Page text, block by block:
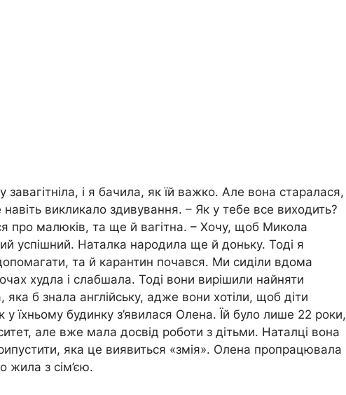
завагітніла, і я бачила, як їй важко. Але вона старалася,
викликало здивування. – Як у тебе все виходить?
про малюків, та ще й вагітна. – Хочу, щоб Микола
успішний. Наталка народила ще й доньку. Тоді я
та й карантин почався. Ми сиділи вдома
очах худла і слабшала. Тоді вони вирішили найняти
яка б знала англійську, адже вони хотіли, щоб діти
їхньому будинку з’явилася Олена. Їй було лише 22 роки,
але вже мала досвід роботи з дітьми. Наталці вона
яка це виявиться «змія». Олена пропрацювала
жила з сім’єю.